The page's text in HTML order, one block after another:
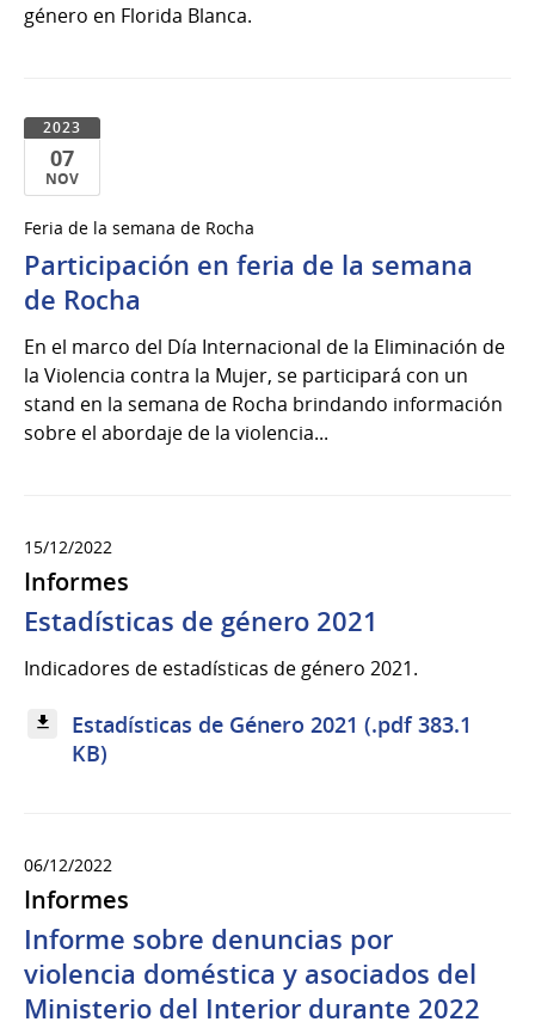
género en Florida Blanca.
2023
07
NOV
de
Nov
del
Feria de la semana de Rocha
Participación en feria de la semana
de Rocha
En el marco del Día Internacional de la Eliminación de
la Violencia contra la Mujer, se participará con un
stand en la semana de Rocha brindando información
sobre el abordaje de la violencia...
15/12/2022
Informes
Estadísticas de género 2021
Indicadores de estadísticas de género 2021.
Estadísticas de Género 2021 (.pdf 383.1
KB)
06/12/2022
Informes
Informe sobre denuncias por
violencia doméstica y asociados del
Ministerio del Interior durante 2022